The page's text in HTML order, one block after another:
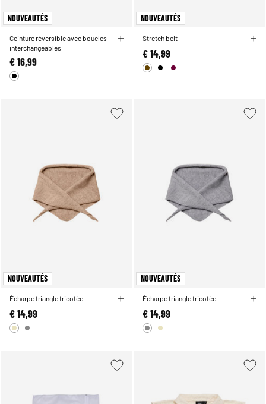
NOUVEAUTÉS
Ceinture réversible avec boucles
interchangeables
€ 16,99
NOUVEAUTÉS
Stretch belt
€ 14,99
NOUVEAUTÉS
Écharpe triangle tricotée
€ 14,99
NOUVEAUTÉS
Écharpe triangle tricotée
€ 14,99